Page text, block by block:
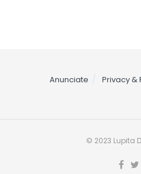
Anunciate Privacy &
© 2023 Lupita